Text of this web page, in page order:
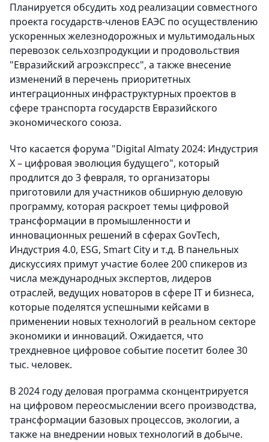
Планируется обсудить ход реализации совместного
проекта государств-членов ЕАЭС по осуществлению
ускоренных железнодорожных и мультимодальных
перевозок сельхозпродукции и продовольствия
"Евразийский агроэкспресс", а также внесение
изменений в перечень приоритетных
интеграционных инфраструктурных проектов в
сфере транспорта государств Евразийского
экономического союза.
Что касается форума "Digital Almaty 2024: Индустрия
Х – цифровая эволюция будущего", который
продлится до 3 февраля, то организаторы
приготовили для участников обширную деловую
программу, которая раскроет темы цифровой
трансформации в промышленности и
инновационных решений в сферах GovTech,
Индустрия 4.0, ESG, Smart City и т.д. В панельных
дискуссиях примут участие более 200 спикеров из
числа международных экспертов, лидеров
отраслей, ведущих новаторов в сфере IT и бизнеса,
которые поделятся успешными кейсами в
применении новых технологий в реальном секторе
экономики и инноваций. Ожидается, что
трехдневное цифровое событие посетит более 30
тыс. человек.
В 2024 году деловая программа сконцентрируется
на цифровом переосмыслении всего производства,
трансформации базовых процессов, экологии, а
также на внедрении новых технологий в добыче.